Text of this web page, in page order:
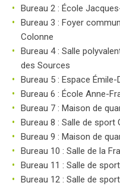
Bureau 2 : École
Bureau 3 : Foyer
Colonne
Bureau 4 : Salle
des Sources
Bureau 5 : Espace
Bureau 6 : École Anne-
Bureau 7 : Maison de
Bureau 8 : Salle de sport
Bureau 9 : Maison de
Bureau 10 : Salle de la
Bureau 11 : Salle de
Bureau 12 : Salle de